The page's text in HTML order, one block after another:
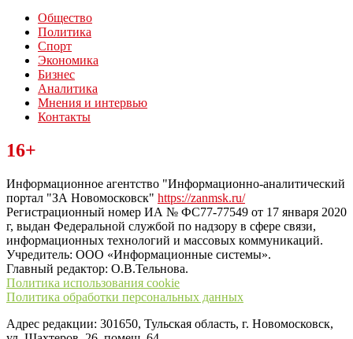
Общество
Политика
Спорт
Экономика
Бизнес
Аналитика
Мнения и интервью
Контакты
Читайте последние новости дня в Тульской области на сайте
“ЗаНовомосковск”
16+
Информационное агентство "Информационно-аналитический
портал "ЗА Новомосковск" https://zanmsk.ru/
Регистрационный номер ИА № ФС77-77549 от 17 января 2020
г, выдан Федеральной службой по надзору в сфере связи,
информационных технологий и массовых коммуникаций.
Учредитель: ООО «Информационные системы».
Главный редактор: О.В.Тельнова.
Политика использования cookie
Политика обработки персональных данных
Адрес редакции: 301650, Тульская область, г. Новомосковск,